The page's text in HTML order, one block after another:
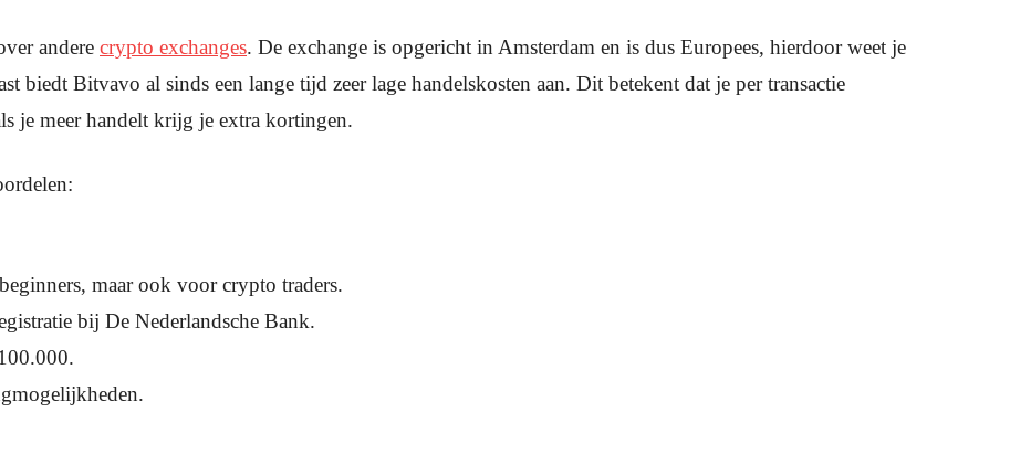
andere crypto exchanges. De exchange is opgericht in Amsterdam en is dus Europees, hierdoor weet je
biedt Bitvavo al sinds een lange tijd zeer lage handelskosten aan. Dit betekent dat je per transactie
je meer handelt krijg je extra kortingen.
maar ook voor crypto traders.
bij De Nederlandsche Bank.